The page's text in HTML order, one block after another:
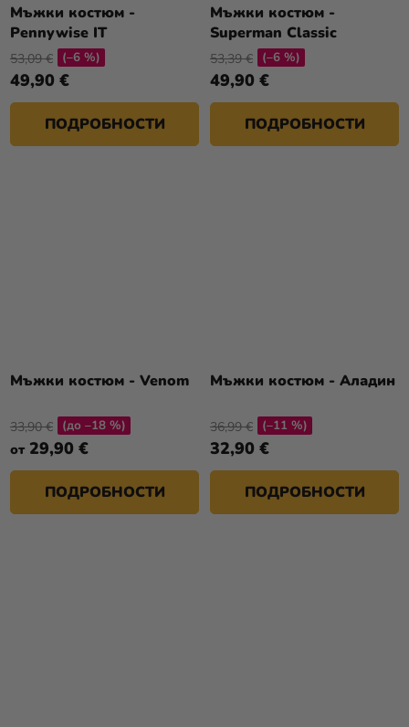
Мъжки костюм -
Pennywise IT
49,90 €
53,09 € (–6 %)
ПОДРОБНОСТИ
Мъжки костюм -
Superman Classic
49,90 €
53,39 € (–6 %)
ПОДРОБНОСТИ
Мъжки костюм - Venom
от 29,90 €
33,90 € (до –18 %)
ПОДРОБНОСТИ
Мъжки костюм - Аладин
32,90 €
36,99 € (–11 %)
ПОДРОБНОСТИ